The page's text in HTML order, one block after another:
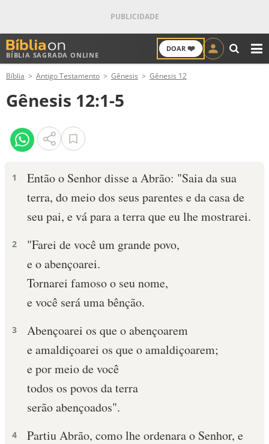
BÍBLIA SAGRADA ONLINE
DOAR ❤️
ANTIGO TESTAMENTO
NOVO TESTAMENTO
VERSÍCULOS
PALAVRA DO DIA
DEVOCIONAL DIÁRIO
10 MANDAMENTOS
ESBOÇOS DE PREGAÇÃO
TEMAS
PERGUNTE À BÍBLIA IA
Bíblia Antigo Testamento Gênesis Gênesis 12
Gênesis 12:1-5
1
Então o Senhor disse a Abrão: "Saia da sua
terra, do meio dos seus parentes e da casa de
seu pai, e vá para a terra que eu lhe mos­trarei.
2
"Farei de você um grande povo,
e o abençoarei.
Tornarei famoso o seu nome,
e você será uma bênção.
3
Abençoarei os que o abençoarem
e amaldiçoarei os que o amaldiçoarem;
e por meio de você
todos os povos da terra
serão aben­çoados".
4
Partiu Abrão, como lhe ordenara o Senhor, e